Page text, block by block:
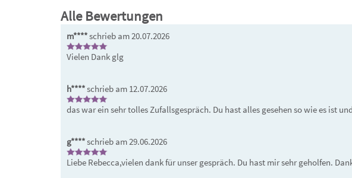
Alle Bewertungen
m****schrieb am 20.07.2026
Vielen Dank glg
h****schrieb am 12.07.2026
das war ein sehr tolles Zufallsgespräch. Du hast alles gesehen so wie es ist
g****schrieb am 29.06.2026
Liebe Rebecca,vielen dank für unser gespräch. Du hast mir sehr geholfen.